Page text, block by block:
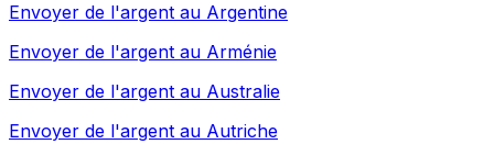
Envoyer de l'argent au Argentine
Envoyer de l'argent au Arménie
Envoyer de l'argent au Australie
Envoyer de l'argent au Autriche